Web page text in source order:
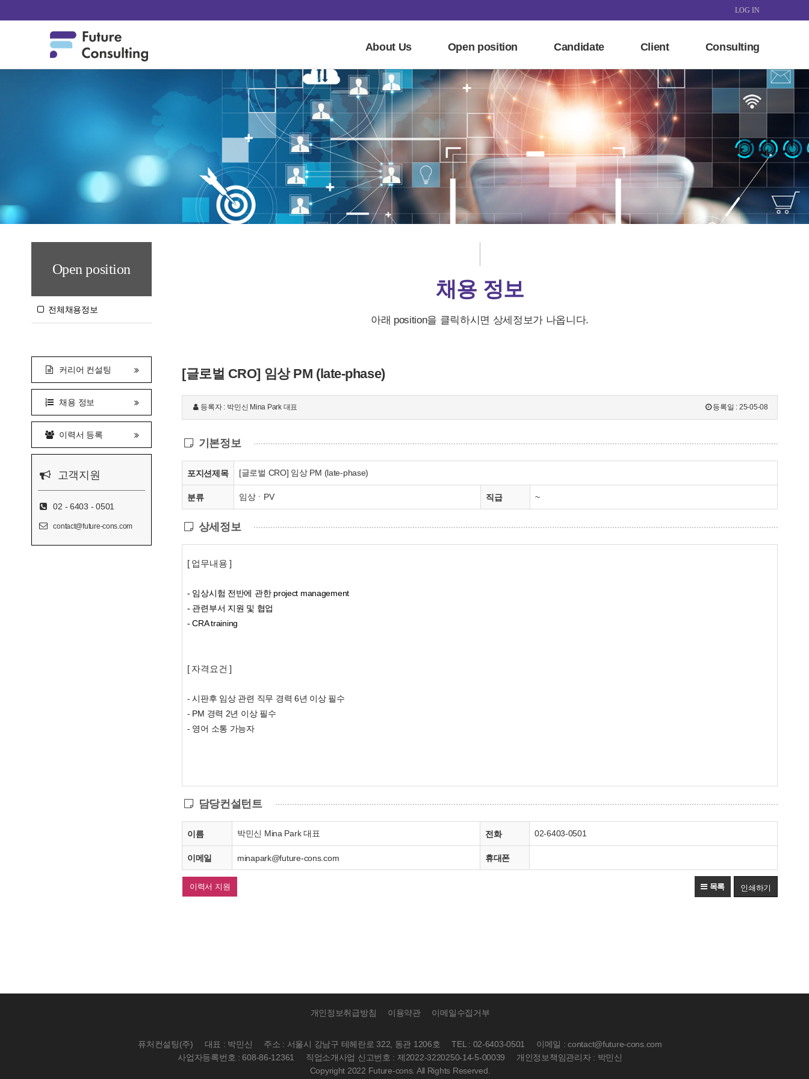
LOG IN
About Us Open position Candidate Client Consulting
Open position
전체채용정보
커리어 컨설팅
채용 정보
이력서 등록
고객지원
02 - 6403 - 0501
contact@future-cons.com
채용 정보
아래 position을 클릭하시면 상세정보가 나옵니다.
[글로벌 CRO] 임상 PM (late-phase)
등록자 : 박민신 Mina Park 대표 등록일 : 25-05-08
기본정보
포지션제목 [글로벌 CRO] 임상 PM (late-phase)
분류 임상ㆍPV 직급 ~
상세정보
[ 업무내용 ]
- 임상시험 전반에 관한 project management
- 관련부서 지원 및 협업
- CRA training
[ 자격요건 ]
- 시판후 임상 관련 직무 경력 6년 이상 필수
- PM 경력 2년 이상 필수
- 영어 소통 가능자
담당컨설턴트
이름 박민신 Mina Park 대표 전화 02-6403-0501
이메일 minapark@future-cons.com 휴대폰
목록
이력서 지원
개인정보취급방침 이용약관 이메일수집거부
퓨처컨설팅(주) 대표 : 박민신 주소 : 서울시 강남구 테헤란로 322, 동관 1206호 TEL : 02-6403-0501
이메일 : contact@future-cons.com
사업자등록번호 : 608-86-12361
직업소개사업 신고번호 : 제2022-3220250-14-5-00039
개인정보책임관리자 : 박민신
Copyright 2022 Future-cons. All Rights Reserved.